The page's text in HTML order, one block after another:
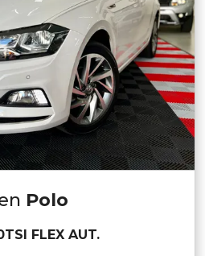
Polo
FLEX AUT.